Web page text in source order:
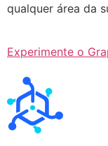
qualquer área da
Experimente o